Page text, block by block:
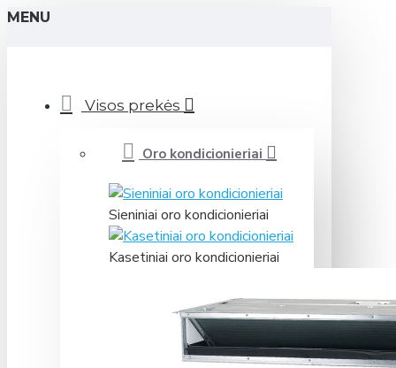
MENU
Visos prekės
Oro kondicionieriai
Sieniniai oro kondicionieriai
Kasetiniai oro kondicionieriai